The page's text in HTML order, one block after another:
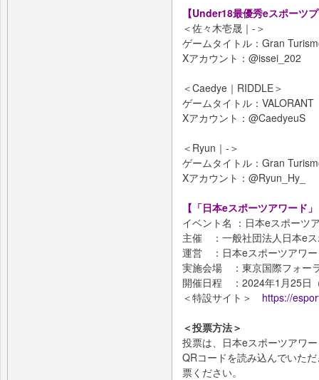
【Under18最優秀eスポーツ
＜佐々木壱晟｜-＞
ゲームタイトル：Gran
Xアカウント：@issei_202
＜Caedye｜RIDDLE＞
ゲームタイトル：VALORANT
Xアカウント：@CaedyeuS
＜Ryun｜-＞
ゲームタイトル：Gran
Xアカウント：@Ryun_Hy_
【「日本eスポーツアワード
イベント名 ：日本eスポーツ
主催 ：一般社団法人日本e
運営 ：日本eスポーツアワー
実施会場 ：東京国際フォー
開催日程 ：2024年1月25日
＜特設サイト＞ https://
＜投票方法＞
投票は、日本eスポーツアワ
QRコードを読み込んでいた
票ください。